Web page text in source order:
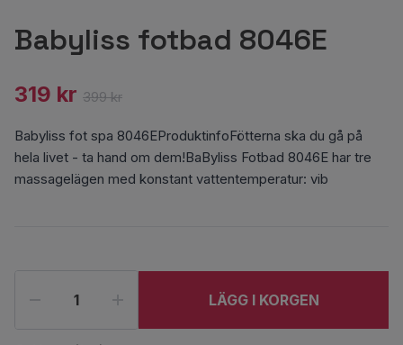
Babyliss fotbad 8046E
319 kr 399 kr
Babyliss fot spa 8046EProduktinfoFötterna ska du gå på
hela livet - ta hand om dem!BaByliss Fotbad 8046E har tre
massagelägen med konstant vattentemperatur: vib
LÄGG I KORGEN